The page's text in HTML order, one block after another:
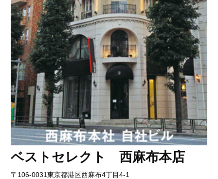
ベストセレクト 西麻布本店
〒106-0031東京都港区西麻布4丁目4-1